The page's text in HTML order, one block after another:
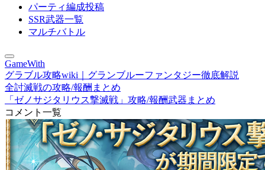
パーティ編成投稿
SSR武器一覧
マルチバトル
GameWith
グラブル攻略wiki｜グランブルーファンタジー徹底解説
全討滅戦の攻略/報酬まとめ
「ゼノサジタリウス撃滅戦」攻略/報酬武器まとめ
コメント一覧